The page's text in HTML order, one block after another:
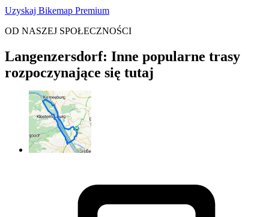
Uzyskaj Bikemap Premium
OD NASZEJ SPOŁECZNOŚCI
Langenzersdorf: Inne popularne trasy
rozpoczynające się tutaj